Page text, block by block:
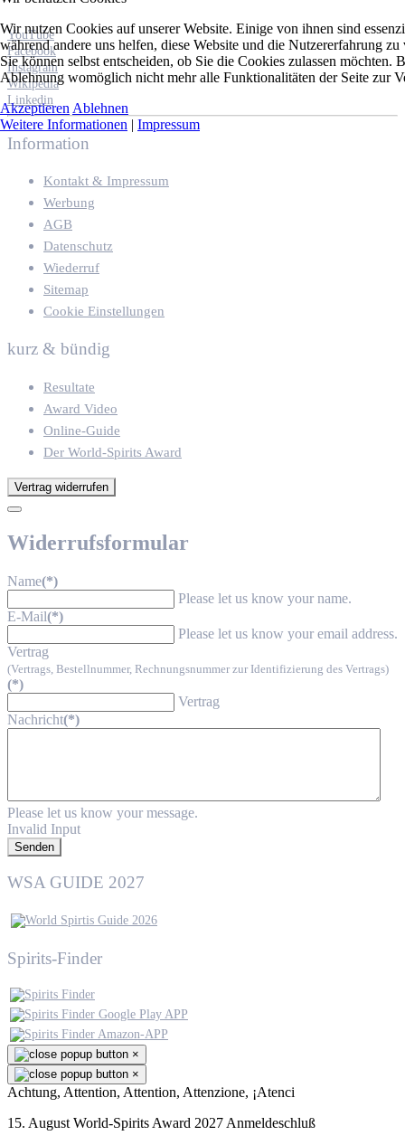
YouTube
Facebook
Instagram
Wikipedia
Linkedin
Information
Kontakt & Impressum
Werbung
AGB
Datenschutz
Wiederruf
Sitemap
Cookie Einstellungen
kurz & bündig
Resultate
Award Video
Online-Guide
Der World-Spirits Award
Vertrag widerrufen
Widerrufsformular
Name(*)
Please let us know your name.
E-Mail(*)
Please let us know your email address.
Vertrag
(Vertrags, Bestellnummer, Rechnungsnummer zur Identifizierung des Vertrags)
(*)
Vertrag
Nachricht(*)
Please let us know your message.
Invalid Input
Senden
WSA GUIDE 2027
Spirits-Finder
×
×
Achtung, Attention, Attention, Attenzione, ¡Atenci
15. August World-Spirits Award 2027 Anmeldeschluß
Wir nutzen Cookies auf unserer Website. Einige von ihnen sind
während andere uns helfen, diese Website und die Nutzererfahrung
Sie können selbst entscheiden, ob Sie die Cookies zulassen möchten.
Ablehnung womöglich nicht mehr alle Funktionalitäten der Seite zur
Akzeptieren Ablehnen
Weitere Informationen | Impressum